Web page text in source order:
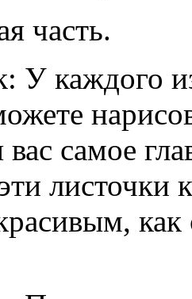
часть.
У каждого
вас самое
листочки
как